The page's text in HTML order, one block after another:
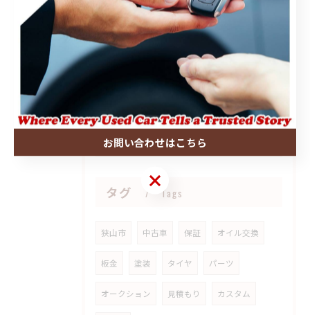
2026/07/15
2026/07/07
ハイエースご成約ありがとうございました🤝
タグ Tags
狭山市 中古車 保証 オイル交換
板金 塗装 タイヤ パーツ
オークション 見積もり カスタム
お問い合わせはこちら
お問い合わせはこちら